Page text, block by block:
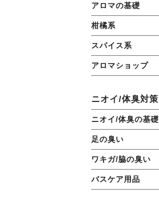
アロマの基礎
柑橘系
スパイス系
アロマショップ
ニオイ/体臭対策
ニオイ/体臭の基礎
足の臭い
ワキガ/脇の臭い
バスケア用品